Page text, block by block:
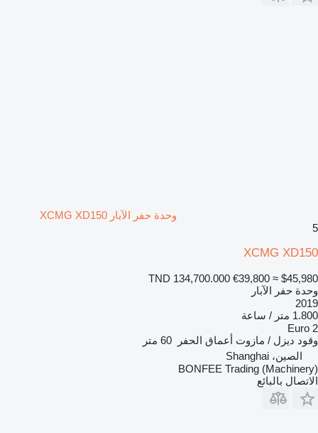
وحدة حفر الآبار XCMG XD150
5
XCMG XD150
TND 134,700.000 €39,800 ≈ $45,980
وحدة حفر الآبار
2019
1.800 متر / ساعة
Euro 2
وقود ديزل / مازوت أعماق الحفر
60 متر
الصين، Shanghai
BONFEE Trading (Machinery)
الاتصال بالبائع